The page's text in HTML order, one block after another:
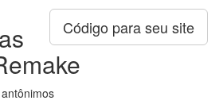
Código para seu site